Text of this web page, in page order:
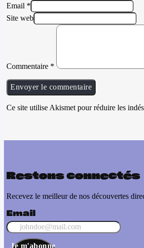
Email *
Site web
Commentaire *
Ce site utilise Akismet pour réduire les
Restons connectés
Recevez le meilleur de nos découvertes
Email
Je m'abonne